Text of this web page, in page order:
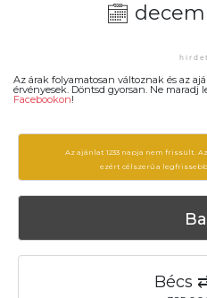
Az árak folyamatosan változnak és az
érvényesek. Döntsd gyorsan. Ne maradj
Facebookon!
Az ajánlat 1233 napja nem frissült.
ezért célszerű a
Bécs